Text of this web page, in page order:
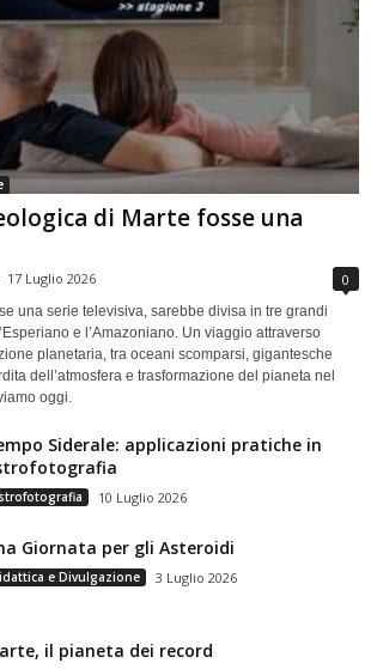
di Marte fosse una
17 Luglio 2026 0
una serie televisiva, sarebbe divisa in tre grandi
e l’Amazoniano. Un viaggio attraverso
planetaria, tra oceani scomparsi, gigantesche
dell’atmosfera e trasformazione del pianeta nel
oggi.
Siderale: applicazioni pratiche in
10 Luglio 2026
Giornata per gli Asteroidi
e Divulgazione 3 Luglio 2026
il pianeta dei record